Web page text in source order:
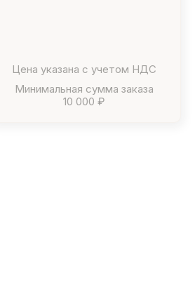
Цена указана с учетом НДС
Минимальная сумма заказа
10 000 ₽